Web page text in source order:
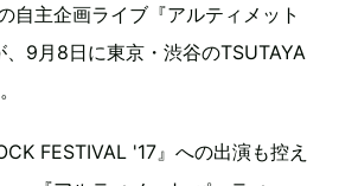
自主企画ライブ『アルティメット
9月8日に東京・渋谷のTSUTAYA
FESTIVAL '17』への出演も控え